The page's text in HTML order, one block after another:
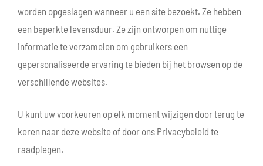
worden opgeslagen wanneer u een site bezoekt. Ze hebben
een beperkte levensduur. Ze zijn ontworpen om nuttige
informatie te verzamelen om gebruikers een
gepersonaliseerde ervaring te bieden bij het browsen op de
verschillende websites.
U kunt uw voorkeuren op elk moment wijzigen door terug te
keren naar deze website of door ons Privacybeleid te
raadplegen.